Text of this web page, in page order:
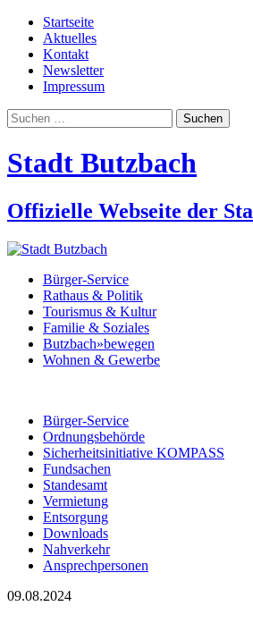
Startseite
Aktuelles
Kontakt
Newsletter
Impressum
Suchen
nach:
Stadt Butzbach
Offizielle Webseite der
Bürger-Service
Rathaus & Politik
Tourismus & Kultur
Familie & Soziales
Butzbach»bewegen
Wohnen & Gewerbe
Bürger-Service
Ordnungsbehörde
Sicherheitsinitiative KOMPASS
Fundsachen
Standesamt
Vermietung
Entsorgung
Downloads
Nahverkehr
Ansprechpersonen
09.08.2024